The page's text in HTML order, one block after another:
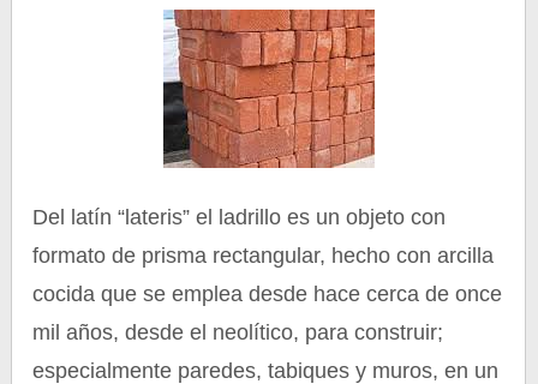
Del latín “lateris” el ladrillo es un objeto con
formato de prisma rectangular, hecho con arcilla
cocida que se emplea desde hace cerca de once
mil años, desde el neolítico, para construir;
especialmente paredes, tabiques y muros, en un